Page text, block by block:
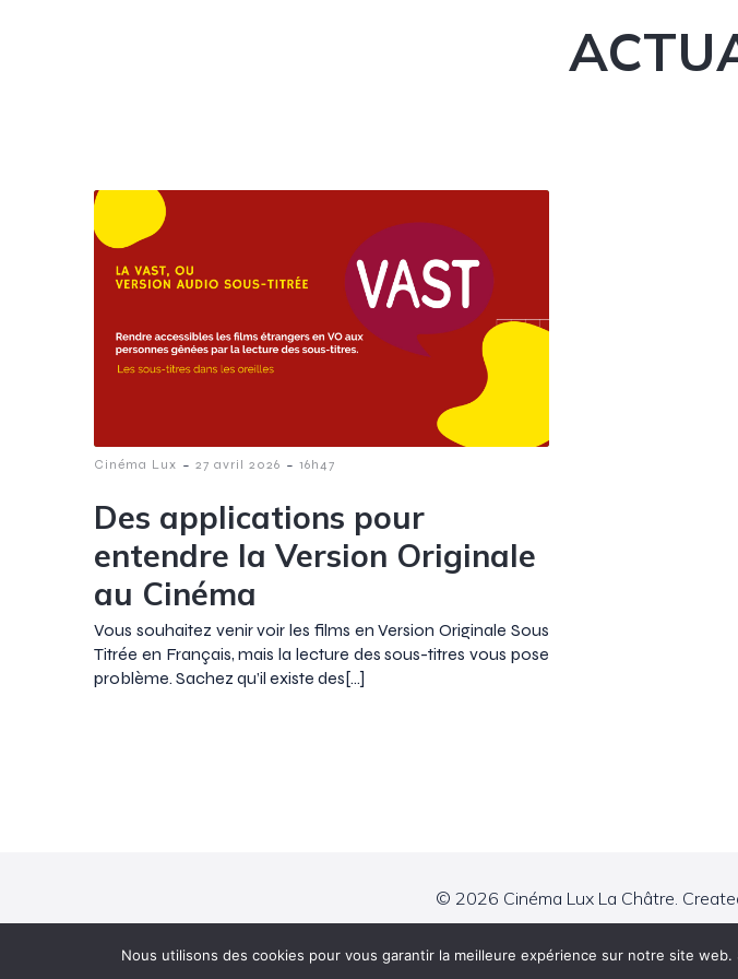
Cinéma Lux - 27 avril 2026 - 16h47
Des applications pour
entendre la Version Originale
au Cinéma
Vous souhaitez venir voir les films en Version Originale Sous
Titrée en Français, mais la lecture des sous-titres vous pose
problème. Sachez qu’il existe des[…]
© 2026 Cinéma Lux La Châtre.
FACEBOOKINSTAGRAMYOUTUBELINKEDIN THÉÂTRE MAURICE SANDPOLITIQUE DE
Nous utilisons des cookies pour vous garantir la meilleure expérience sur notre site